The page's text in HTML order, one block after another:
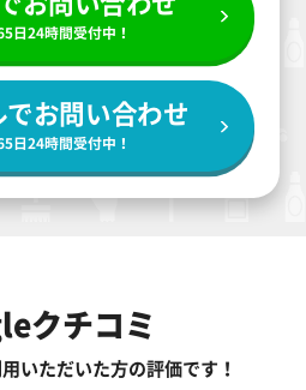
日24時間受付中！
でお問い合わせ
日24時間受付中！
クチコミ
いただいた方の評価です！